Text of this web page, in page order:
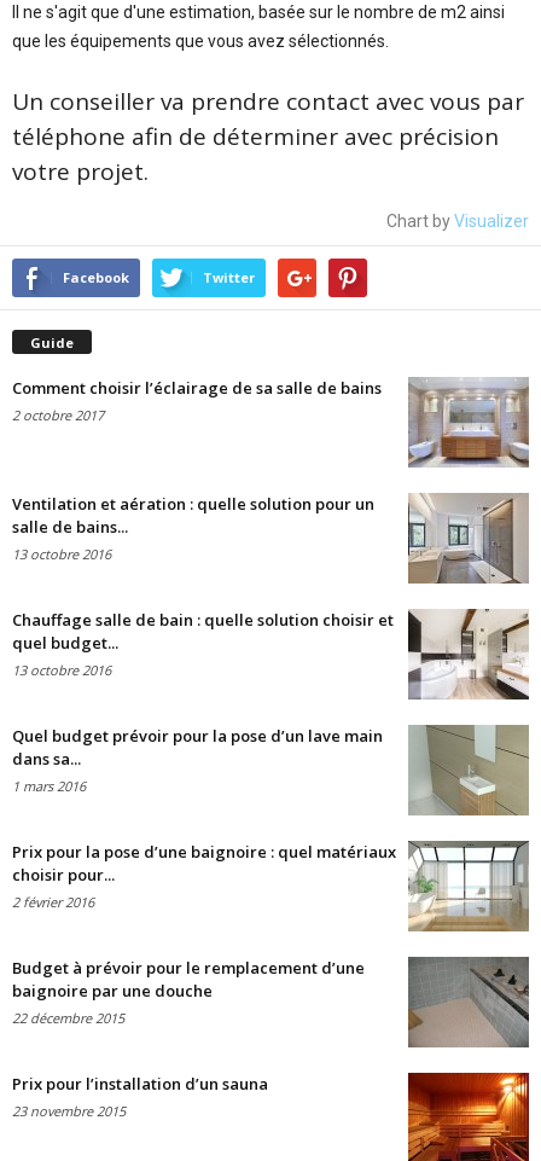
Il ne s'agit que d'une estimation, basée sur le nombre de m2 ainsi
que les équipements que vous avez sélectionnés.
Un conseiller va prendre contact avec vous par
téléphone afin de déterminer avec précision
votre projet.
Chart byVisualizer
Facebook Twitter
Guide
Comment choisir l’éclairage de sa salle de bains
2 octobre 2017
Ventilation et aération : quelle solution pour un
salle de bains...
13 octobre 2016
Chauffage salle de bain : quelle solution choisir et
quel budget...
13 octobre 2016
Quel budget prévoir pour la pose d’un lave main
dans sa...
1 mars 2016
Prix pour la pose d’une baignoire : quel matériaux
choisir pour...
2 février 2016
Budget à prévoir pour le remplacement d’une
baignoire par une douche
22 décembre 2015
Prix pour l’installation d’un sauna
23 novembre 2015